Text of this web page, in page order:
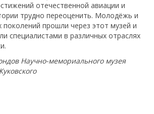
отечественной авиации и
трудно переоценить. Молодёжь и
поколений прошли через этот музей и
специалистами в различных отраслях
Научно-мемориального музея